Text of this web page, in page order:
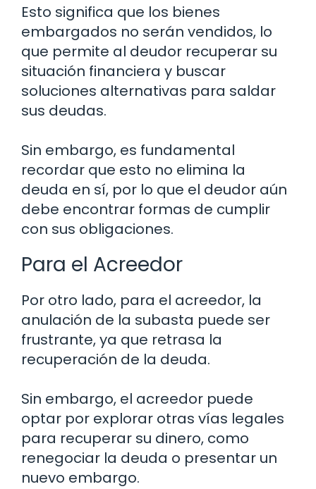
Esto significa que los bienes
embargados no serán vendidos, lo
que permite al deudor recuperar su
situación financiera y buscar
soluciones alternativas para saldar
sus deudas.
Sin embargo, es fundamental
recordar que esto no elimina la
deuda en sí, por lo que el deudor aún
debe encontrar formas de cumplir
con sus obligaciones.
Para el Acreedor
Por otro lado, para el acreedor, la
anulación de la subasta puede ser
frustrante, ya que retrasa la
recuperación de la deuda.
Sin embargo, el acreedor puede
optar por explorar otras vías legales
para recuperar su dinero, como
renegociar la deuda o presentar un
nuevo embargo.